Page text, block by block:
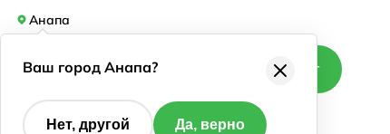
Анапа
Каталог
Ваш город Анапа?
Нет, другой Да, верно